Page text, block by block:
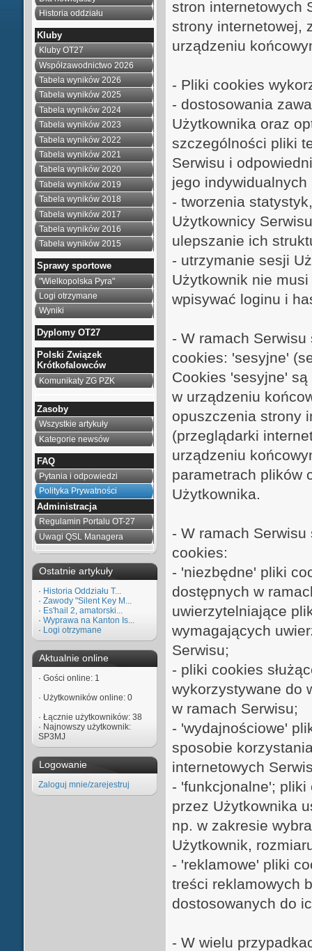
Historia oddziału
Kluby
Kluby OT27
Współzawodnictwo 2026
Tabela wyników 2026
Tabela wyników 2025
Tabela wyników 2024
Tabela wyników 2023
Tabela wyników 2022
Tabela wyników 2021
Tabela wyników 2020
Tabela wyników 2019
Tabela wyników 2018
Tabela wyników 2017
Tabela wyników 2016
Tabela wyników 2015
Sprawy sportowe
"Wielkopolska Pyra"
Logi otrzymane
Wyniki
Dyplomy OT27
Polski Związek
Krótkofalowców
Komunikaty ZG PZK
Zasoby
Wszystkie artykuły
Kategorie newsów
FAQ
Pytania i odpowiedzi
Polityka Prywatności
Administracja
Regulamin Portalu OT-27
Uwagi QSL Managera
Ostatnie artykuły
· Historia Oddziału T...
· Zawody "Silent Key M...
· Es'hail 2, amatorski...
· Wyprawa na Kanton Is...
· Logi otrzymane
Aktualnie online
· Gości online: 1
· Użytkowników online: 0
· Łącznie użytkowników: 38
· Najnowszy użytkownik:
SP3MJ
Logowanie
Zaloguj mnie/zarejestruj
stron internetowych
strony internetowej,
urządzeniu
- Pliki cookies
- dostosowania
Użytkownika oraz
szczególności pliki
Serwisu i
jego indywidualnych
- tworzenia
Użytkownicy
ulepszanie ich
- utrzymanie sesji
Użytkownik nie
wpisywać loginu i
- W ramach
cookies: 'sesyjne'
Cookies 'sesyjne'
w urządzeniu
opuszczenia strony
(przeglądarki
urządzeniu
parametrach plików
Użytkownika.
- W ramach
cookies:
- 'niezbędne' pliki
dostępnych w
uwierzytelniające
wymagających
Serwisu;
- pliki cookies
wykorzystywane do
w ramach Serwisu;
- 'wydajnościowe'
sposobie
internetowych
- 'funkcjonalne';
przez Użytkownika
np. w zakresie
Użytkownik,
- 'reklamowe' pliki
treści reklamowych
dostosowanych do
- W wielu